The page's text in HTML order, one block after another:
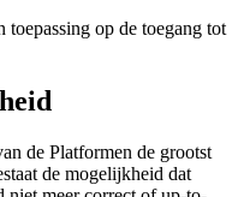
op de toegang tot
de Platformen de grootst
de mogelijkheid dat